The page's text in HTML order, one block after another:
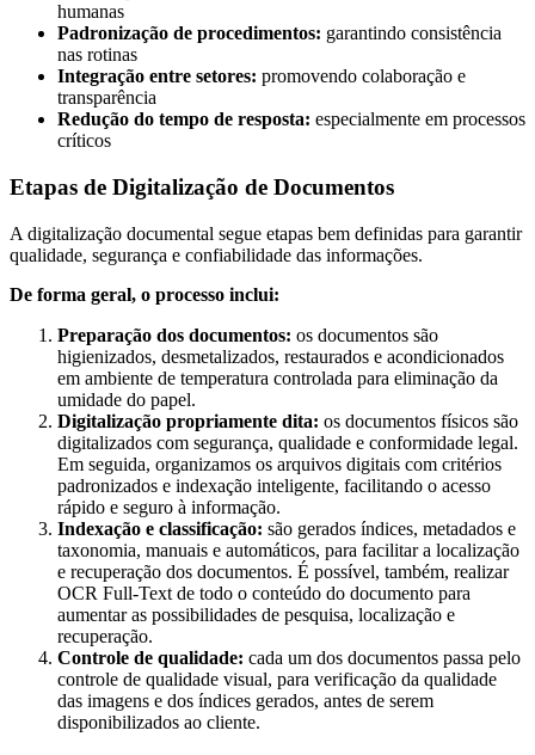
X
humanas
Padronização de procedimentos: garantindo consistência
nas rotinas
Integração entre setores: promovendo colaboração e
transparência
Redução do tempo de resposta: especialmente em processos
críticos
Etapas de Digitalização de Documentos
A digitalização documental segue etapas bem definidas para garantir
qualidade, segurança e confiabilidade das informações.
De forma geral, o processo inclui:
Preparação dos documentos: os documentos são
higienizados, desmetalizados, restaurados e acondicionados
em ambiente de temperatura controlada para eliminação da
umidade do papel.
Digitalização propriamente dita: os documentos físicos são
digitalizados com segurança, qualidade e conformidade legal.
Em seguida, organizamos os arquivos digitais com critérios
padronizados e indexação inteligente, facilitando o acesso
rápido e seguro à informação.
Indexação e classificação: são gerados índices, metadados e
taxonomia, manuais e automáticos, para facilitar a localização
e recuperação dos documentos. É possível, também, realizar
OCR Full-Text de todo o conteúdo do documento para
aumentar as possibilidades de pesquisa, localização e
recuperação.
Controle de qualidade: cada um dos documentos passa pelo
controle de qualidade visual, para verificação da qualidade
das imagens e dos índices gerados, antes de serem
disponibilizados ao cliente.